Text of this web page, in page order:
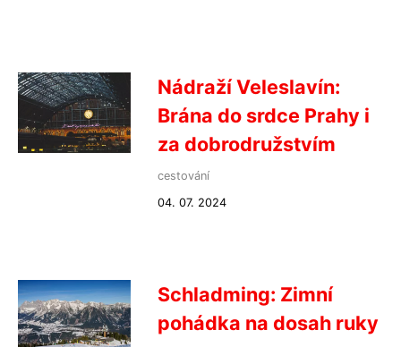
Nádraží Veleslavín:
Brána do srdce Prahy i
za dobrodružstvím
cestování
04. 07. 2024
Schladming: Zimní
pohádka na dosah ruky